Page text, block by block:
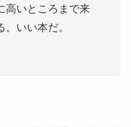
高いところまで来
いい本だ。